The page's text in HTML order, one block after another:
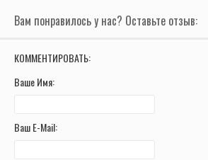
Вам понравилось у нас? Оставьте отзыв:
КОММЕНТИРОВАТЬ:
Ваше Имя:
Ваш E-Mail: